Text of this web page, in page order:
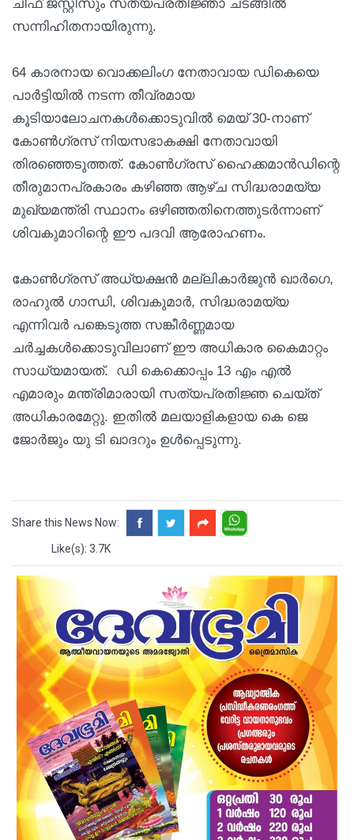
ചീഫ് ജസ്റ്റിസും സത്യപ്രതിജ്ഞാ ചടങ്ങിൽ
സന്നിഹിതനായിരുന്നു.
64 കാരനായ വൊക്കലിംഗ നേതാവായ ഡികെയെ
പാർട്ടിയിൽ നടന്ന തീവ്രമായ
കൂടിയാലോചനകൾക്കൊടുവിൽ മെയ് 30-നാണ്
കോൺഗ്രസ് നിയസഭാകക്ഷി നേതാവായി
തിരഞ്ഞെടുത്തത്. കോൺഗ്രസ് ഹൈക്കമാൻഡിന്റെ
തീരുമാനപ്രകാരം കഴിഞ്ഞ ആഴ്ച സിദ്ധരാമയ്യ
മുഖ്യമന്ത്രി സ്ഥാനം ഒഴിഞ്ഞതിനെത്തുടർന്നാണ്
ശിവകുമാറിന്റെ ഈ പദവി ആരോഹണം.
കോൺഗ്രസ് അധ്യക്ഷൻ മല്ലികാർജുൻ ഖാർഗെ,
രാഹുൽ ഗാന്ധി, ശിവകുമാർ, സിദ്ധരാമയ്യ
എന്നിവർ പങ്കെടുത്ത സങ്കീർണ്ണമായ
ചർച്ചകൾക്കൊടുവിലാണ് ഈ അധികാര കൈമാറ്റം
സാധ്യമായത്. ഡി കെക്കൊപ്പം 13 എം എൽ
എമാരും മന്ത്രിമാരായി സത്യപ്രതിജ്ഞ ചെയ്ത്
അധികാരമേറ്റു. ഇതിൽ മലയാളികളായ കെ ജെ
ജോർജും യു ടി ഖാദറും ഉള്‍പ്പെടുന്നു.
Share this News Now:
Like(s): 3.7K